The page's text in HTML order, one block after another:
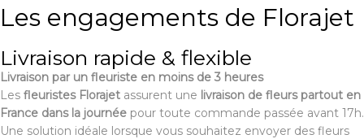
Les engagements de Florajet
Livraison rapide & flexible
Livraison par un fleuriste en moins de 3 heures
Les fleuristes Florajet assurent une livraison de fleurs partout en
France dans la journée pour toute commande passée avant 17h.
Une solution idéale lorsque vous souhaitez envoyer des fleurs